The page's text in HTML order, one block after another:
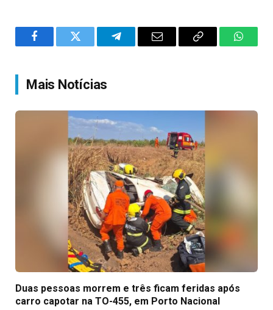
FacebookTwitter TelegramEmail
Copy
Mais Notícias
Duas pessoas morrem e três ficam feridas após
carro capotar na TO-455, em Porto Nacional